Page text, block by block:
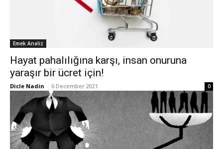
Emek Analiz
Hayat pahalılığına karşı, insan onuruna
yaraşır bir ücret için!
Dicle Nadin - 6 December 2021 0